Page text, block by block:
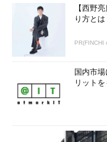
【西野
り方とは
PR(FINCHI
国内市
リット